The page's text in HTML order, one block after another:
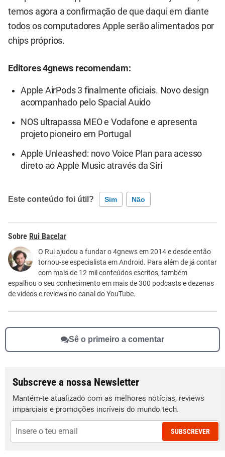
temos agora a confirmação de que daqui em diante
todos os computadores Apple serão alimentados por
chips próprios.
Editores 4gnews recomendam:
Apple AirPods 3 finalmente oficiais. Novo design
acompanhado pelo Spacial Auido
NOS ultrapassa MEO e Vodafone e apresenta
projeto pioneiro em Portugal
Apple Unleashed: novo Voice Plan para acesso
direto ao Apple Music através da Siri
Este conteúdo foi útil? Sim Não
Este conteúdo contém informação incorreta
Este conteúdo não tem a informação que procuro
Outro
Rui Bacelar
O Rui ajudou a fundar o 4gnews em 2014 e desde então
tornou-se especialista em Android. Para além de já contar
com mais de 12 mil conteúdos escritos, também
espalhou o seu conhecimento em mais de 300 podcasts e dezenas
de vídeos e reviews no canal do YouTube.
Sê o primeiro a comentar
Subscreve a nossa Newsletter
Mantém-te atualizado com as melhores notícias, reviews
imparciais e promoções incríveis do mundo tech.
SUBSCREVER